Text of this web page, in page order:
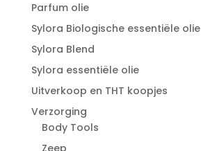
Parfum olie
Sylora Biologische essentiële olie
Sylora Blend
Sylora essentiële olie
Uitverkoop en THT koopjes
Verzorging
Body Tools